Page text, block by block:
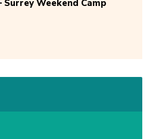
Surrey Weekend Camp